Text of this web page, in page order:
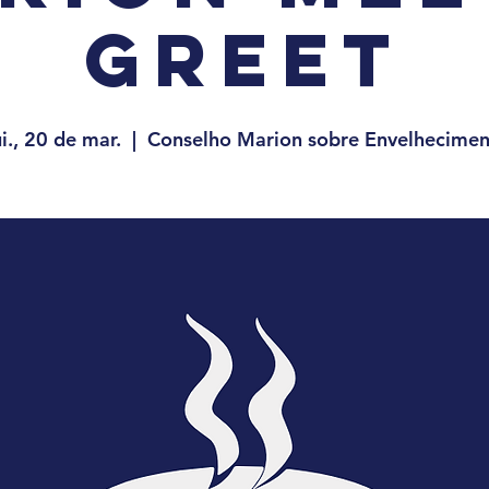
Greet
20 de mar.
  |
Conselho Marion sobre